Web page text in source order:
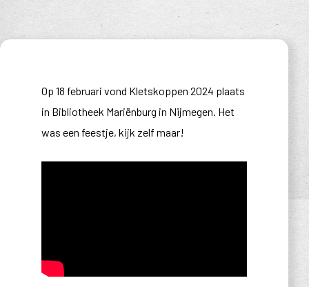
Op 18 februari vond Kletskoppen 2024 plaats
in Bibliotheek Mariënburg in Nijmegen. Het
was een feestje, kijk zelf maar!